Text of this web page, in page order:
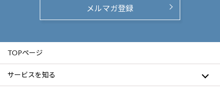
メルマガ登録
TOPページ
サービスを知る